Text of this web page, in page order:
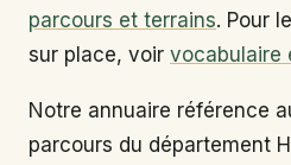
parcours et terrains. Pour
sur place, voir vocabulaire
Notre annuaire référence
parcours du département